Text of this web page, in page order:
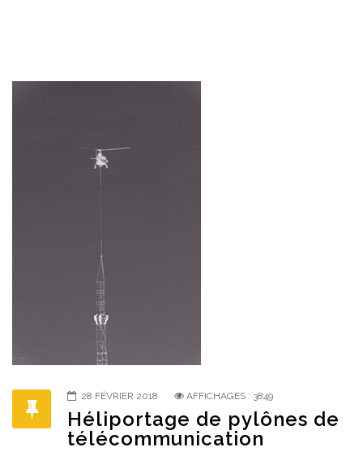
28 FÉVRIER 2018 AFFICHAGES : 3849
Héliportage de pylônes de
télécommunication